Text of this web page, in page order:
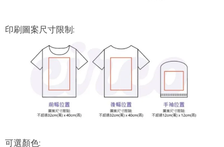
印刷圖案尺寸限制:
可選顏色: